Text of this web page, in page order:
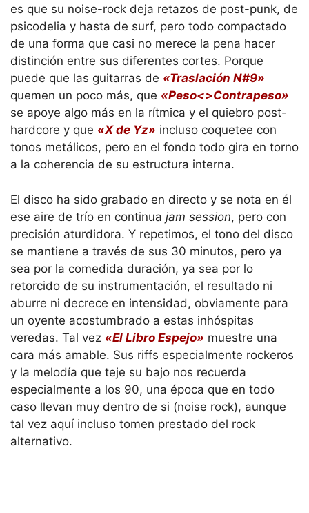
es que su noise-rock deja retazos de post-punk, de
psicodelia y hasta de surf, pero todo compactado
de una forma que casi no merece la pena hacer
distinción entre sus diferentes cortes. Porque
puede que las guitarras de «Traslación N#9»
quemen un poco más, que «Peso<>Contrapeso»
se apoye algo más en la rítmica y el quiebro post-
hardcore y que «X de Yz» incluso coquetee con
tonos metálicos, pero en el fondo todo gira en torno
a la coherencia de su estructura interna.
El disco ha sido grabado en directo y se nota en él
ese aire de trío en continua jam session, pero con
precisión aturdidora. Y repetimos, el tono del disco
se mantiene a través de sus 30 minutos, pero ya
sea por la comedida duración, ya sea por lo
retorcido de su instrumentación, el resultado ni
aburre ni decrece en intensidad, obviamente para
un oyente acostumbrado a estas inhóspitas
veredas. Tal vez «El Libro Espejo» muestre una
cara más amable. Sus riffs especialmente rockeros
y la melodía que teje su bajo nos recuerda
especialmente a los 90, una época que en todo
caso llevan muy dentro de si (noise rock), aunque
tal vez aquí incluso tomen prestado del rock
alternativo.